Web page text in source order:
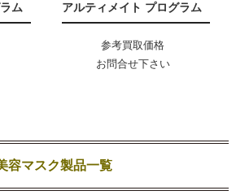
ム アルティメイト プログラム
参考買取価格
お問合せ下さい
容マスク製品一覧